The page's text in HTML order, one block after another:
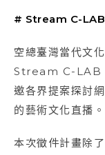
# Stream C-LAB
空總臺灣當代文
Stream C-LAB
邀各界提案探討
的藝術文化直播。
本次徵件計畫除